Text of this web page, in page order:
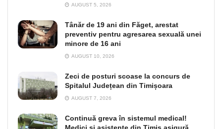
AUGUST 5, 2026
Tânăr de 19 ani din Făget, arestat
preventiv pentru agresarea sexuală unei
minore de 16 ani
AUGUST 10, 2026
Zeci de posturi scoase la concurs de
Spitalul Județean din Timișoara
AUGUST 7, 2026
Continuă greva în sistemul medical!
Medici și asistente din Timiș asigură